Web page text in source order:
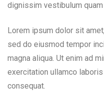
dignissim vestibulum quam
Lorem ipsum dolor sit
sed do eiusmod tempor
magna aliqua. Ut enim ad
exercitation ullamco
consequat.